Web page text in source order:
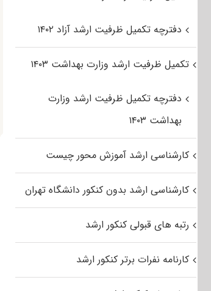
دفترچه تکمیل ظرفیت ارشد آزاد ۱۴۰۲
تکمیل ظرفیت ارشد وزارت بهداشت ۱۴۰۳
دفترچه تکمیل ظرفیت ارشد وزارت
بهداشت ۱۴۰۳
کارشناسی ارشد آموزش محور چیست
کارشناسی ارشد بدون کنکور دانشگاه تهران
رتبه های قبولی کنکور ارشد
کارنامه نفرات برتر کنکور ارشد